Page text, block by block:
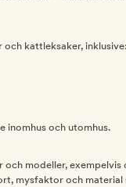
kattleksaker, inklusive:
inomhus och utomhus.
modeller, exempelvis
mysfaktor och material